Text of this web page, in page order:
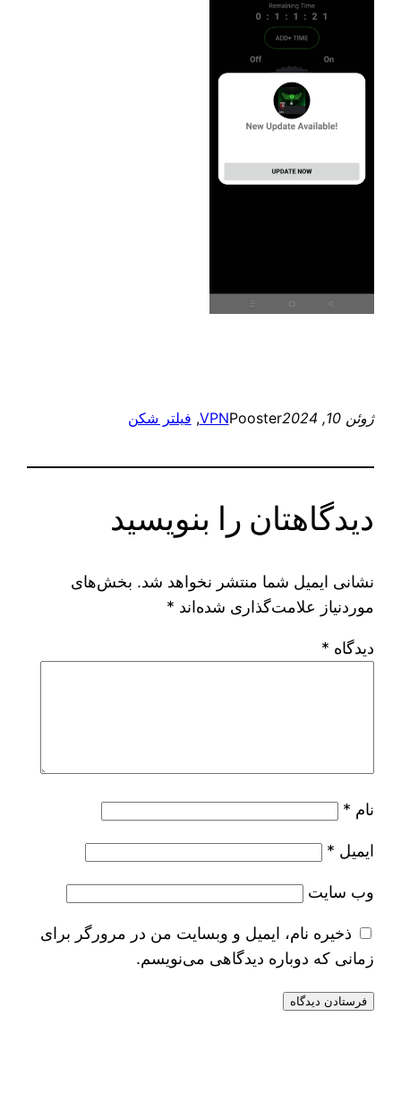
ژوئن 10, 2024 Pooster
VPN
, فیلتر شکن
دیدگاهتان را بنویسید
نشانی ایمیل شما منتشر نخواهد شد. بخش‌های
موردنیاز علامت‌گذاری شده‌اند *
دیدگاه *
نام *
ایمیل *
وب‌ سایت
ذخیره نام، ایمیل و وبسایت من در مرورگر برای
زمانی که دوباره دیدگاهی می‌نویسم.